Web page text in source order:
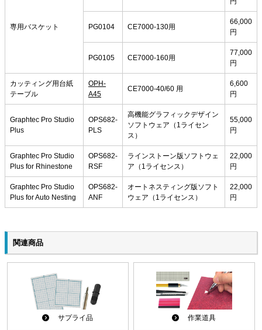
専用バスケット PG0104 CE7000-130用
66,000
円
PG0105 CE7000-160用
77,000
円
カッティング用台紙
テーブル
OPH-
A45
CE7000-40/60 用
6,600
円
Graphtec Pro Studio
Plus
OPS682-
PLS
高機能グラフィックデザイン
ソフトウェア（1ライセン
ス）
55,000
円
Graphtec Pro Studio
Plus for Rhinestone
OPS682-
RSF
ラインストーン版ソフトウェ
ア（1ライセンス）
22,000
円
Graphtec Pro Studio
Plus for Auto Nesting
OPS682-
ANF
オートネスティング版ソフト
ウェア（1ライセンス）
22,000
円
関連商品
サプライ品 作業道具